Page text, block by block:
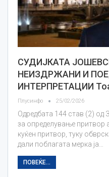
СУДИЈКАТА
НЕИЗДРЖАНИ И
ИНТЕРПРЕТАЦИИ
Плусинфо 25/02/2026
Oдредбата 144 став (2)
за определување притвор
куќен притвор, туку
дали поблагата мерка ја…
ПОВЕЌЕ...